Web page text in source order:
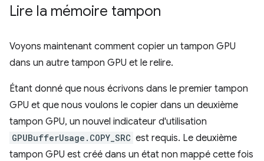
Lire la mémoire tampon
Voyons maintenant comment copier un tampon GPU
dans un autre tampon GPU et le relire.
Étant donné que nous écrivons dans le premier tampon
GPU et que nous voulons le copier dans un deuxième
tampon GPU, un nouvel indicateur d'utilisation
GPUBufferUsage.COPY_SRC est requis. Le deuxième
tampon GPU est créé dans un état non mappé cette fois